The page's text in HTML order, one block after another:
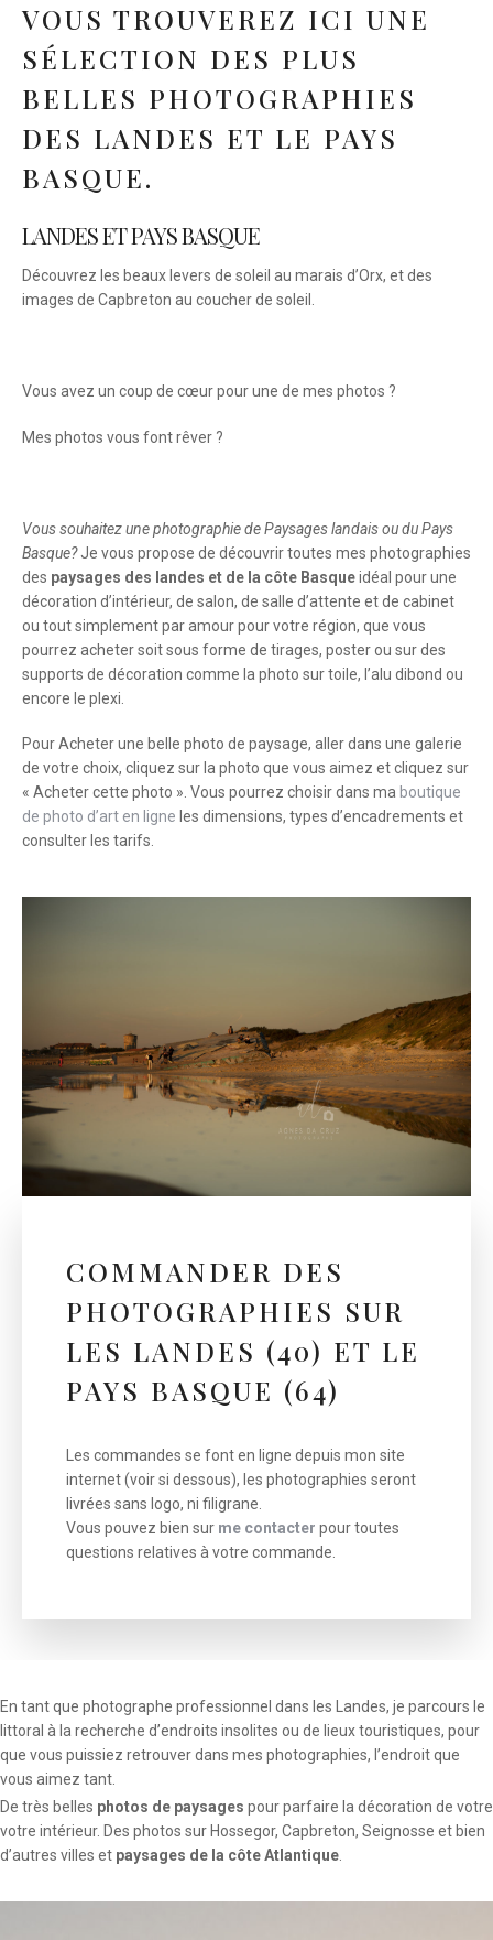
VOUS TROUVEREZ ICI UNE
SÉLECTION DES PLUS
BELLES PHOTOGRAPHIES
DES LANDES ET LE PAYS
BASQUE.
LANDES ET PAYS BASQUE
Découvrez les beaux levers de soleil au marais d’Orx, et des
images de Capbreton au coucher de soleil.
Vous avez un coup de cœur pour une de mes photos ?
Mes photos vous font rêver ?
Vous souhaitez une photographie de Paysages landais ou du Pays
Basque?Je vous propose de découvrir toutes mes photographies
des paysages des landes et de la côte Basqueidéal pour une
décoration d’intérieur, de salon, de salle d’attente et de cabinet
ou tout simplement par amour pour votre région, que vous
pourrez acheter soit sous forme de tirages, poster ou sur des
supports de décoration comme la photo sur toile, l’alu dibond ou
encore le plexi.
Pour Acheter une belle photo de paysage, aller dans une galerie
de votre choix, cliquez sur la photo que vous aimez et cliquez sur
« Acheter cette photo ». Vous pourrez choisir dans ma boutique
de photo d’art en ligne les dimensions, types d’encadrements et
consulter les tarifs.
COMMANDER DES
PHOTOGRAPHIES SUR
LES LANDES (40) ET LE
PAYS BASQUE (64)
Les commandes se font en ligne depuis mon site
internet (voir si dessous), les photographies seront
livrées sans logo, ni filigrane.
Vous pouvez bien sur me contacter pour toutes
questions relatives à votre commande.
En tant que photographe professionnel dans les Landes, je parcours le
littoral à la recherche d’endroits insolites ou de lieux touristiques, pour
que vous puissiez retrouver dans mes photographies, l’endroit que
vous aimez tant.
De très belles photos de paysages pour parfaire la décoration de votre
votre intérieur. Des photos sur Hossegor, Capbreton, Seignosse et bien
d’autres villes et paysages de la côte Atlantique